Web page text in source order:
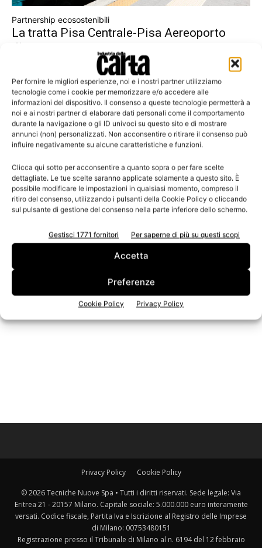
Per fornire le migliori esperienze, noi e i nostri partner utilizziamo
tecnologie come i cookie per memorizzare e/o accedere alle
informazioni del dispositivo. Il consenso a queste tecnologie permetterà a
noi e ai nostri partner di elaborare dati personali come il comportamento
durante la navigazione o gli ID univoci su questo sito e di mostrare
annunci (non) personalizzati. Non acconsentire o ritirare il consenso può
influire negativamente su alcune caratteristiche e funzioni.
Clicca qui sotto per acconsentire a quanto sopra o per fare scelte
dettagliate. Le tue scelte saranno applicate solamente a questo sito. È
possibile modificare le impostazioni in qualsiasi momento, compreso il
ritiro del consenso, utilizzando i pulsanti della Cookie Policy o cliccando
sul pulsante di gestione del consenso nella parte inferiore dello schermo.
Gestisci 1771 fornitori Per saperne di più su questi scopi
Accetta
Preferenze
Cookie Policy Privacy Policy
Partnership ecosostenibili
La tratta Pisa Centrale-Pisa Aereoporto
diventa green
Leggi la rivista
n.3 - Giugno 2026 n.2 - Aprile 2026 n.1 - Marzo 2026
Privacy Policy Cookie Policy
© 2026 Tecniche Nuove Spa • Tutti i diritti riservati. Sede legale: Via
Eritrea 21 - 20157 Milano. Capitale sociale: 5.000.000 euro interamente
versati. Codice fiscale, Partita Iva e Iscrizione al Registro delle Imprese
di Milano: 00753480151
Registrazione presso il Tribunale di Milano al n. 6194 del 12 febbraio